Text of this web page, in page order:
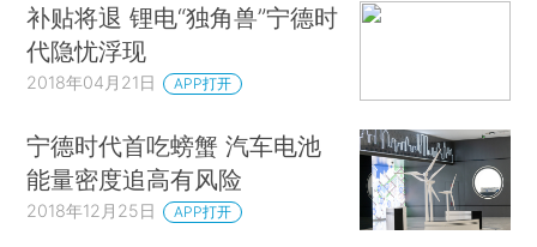
补贴将退 锂电“独角兽”宁德时
代隐忧浮现
2018年04月21日 APP打开
宁德时代首吃螃蟹 汽车电池
能量密度追高有风险
2018年12月25日 APP打开